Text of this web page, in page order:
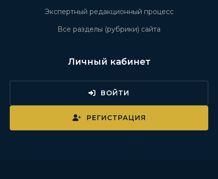
Экспертный редакционный процесс
Все разделы (рубрики) сайта
Личный кабинет
ВОЙТИ
РЕГИСТРАЦИЯ